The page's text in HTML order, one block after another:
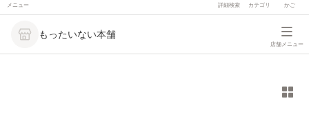
メニュー 詳細検索 カテゴリ かご
もったいない本舗
店舗メニュー